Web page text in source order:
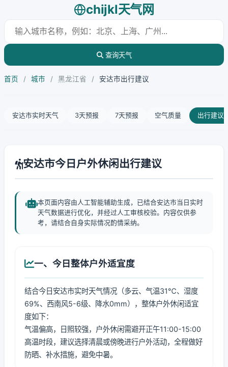
chijkl天气网
查询天气
首页 / 城市 / 黑龙江省 / 安达市出行建议
安达市实时天气 3天预报 7天预报 空气质量 出行建议
安达市今日户外休闲出行建议
本页面内容由人工智能辅助生成，已结合安达市当日实时
天气数据进行优化，并经过人工审核校验。内容仅供参
考，请结合自身实际情况酌情采纳。
一、今日整体户外适宜度
结合今日安达市实时天气情况（多云、气温31℃、湿度
69%、西南风5-6级、降水0mm），整体户外休闲适宜
度如下：
气温偏高，日照较强，户外休闲需避开正午11:00-15:00
高温时段，建议选择清晨或傍晚进行户外活动，全程做好
防晒、补水措施，避免中暑。